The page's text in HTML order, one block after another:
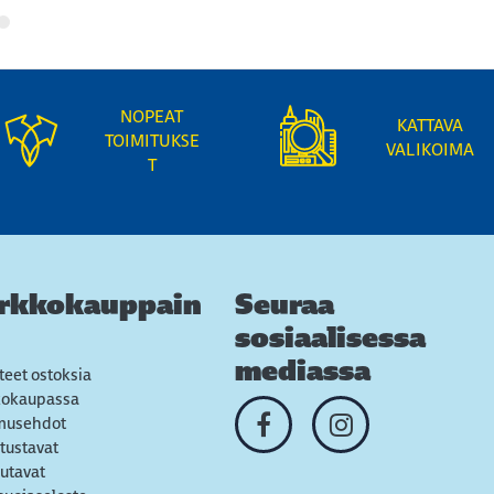
NOPEAT
TOIMITUKSE
T
KATTAVA
VALIKOIMA
ostoksia
Seuraa
sosiaalisessa
mediassa